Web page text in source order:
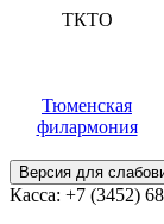
ТКТО
Тюменская
филармония
Версия для
Касса: +7 (3452)